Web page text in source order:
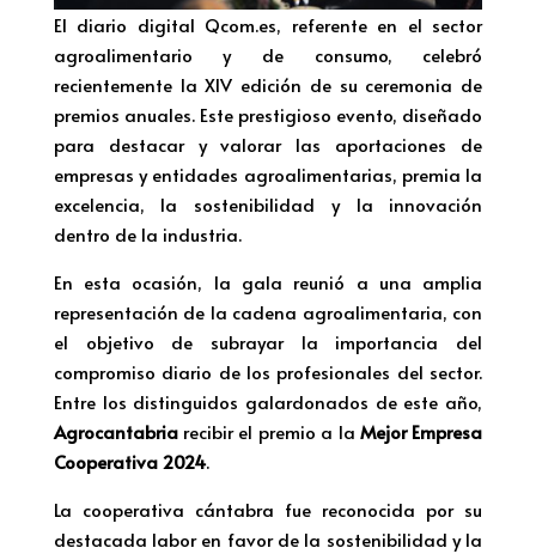
El diario digital Qcom.es, referente en el sector
agroalimentario y de consumo, celebró
recientemente la XIV edición de su ceremonia de
premios anuales. Este prestigioso evento, diseñado
para destacar y valorar las aportaciones de
empresas y entidades agroalimentarias, premia la
excelencia, la sostenibilidad y la innovación
dentro de la industria.
En esta ocasión, la gala reunió a una amplia
representación de la cadena agroalimentaria, con
el objetivo de subrayar la importancia del
compromiso diario de los profesionales del sector.
Entre los distinguidos galardonados de este año,
Agrocantabriarecibir el premio a la Mejor Empresa
Cooperativa 2024.
La cooperativa cántabra fue reconocida por su
destacada labor en favor de la sostenibilidad y la